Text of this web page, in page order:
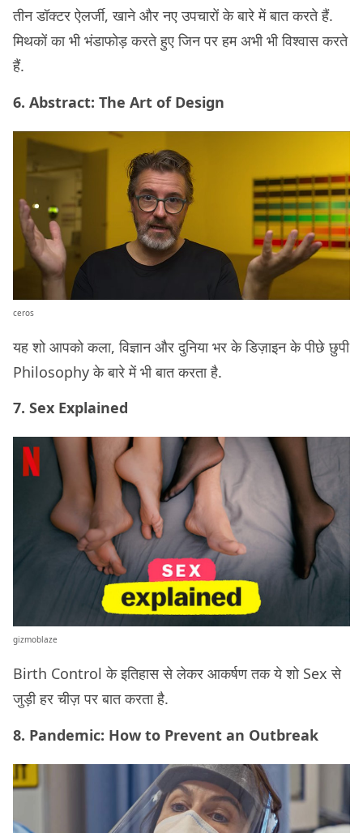
तीन डॉक्टर ऐलर्जी, खाने और नए उपचारों के बारे में बात करते हैं.
मिथकों का भी भंडाफोड़ करते हुए जिन पर हम अभी भी विश्वास करते
हैं.
6. Abstract: The Art of Design
ceros
यह शो आपको कला, विज्ञान और दुनिया भर के डिज़ाइन के पीछे छुपी
Philosophy के बारे में भी बात करता है.
7. Sex Explained
gizmoblaze
Birth Control के इतिहास से लेकर आकर्षण तक ये शो Sex से
जुड़ी हर चीज़ पर बात करता है.
8. Pandemic: How to Prevent an Outbreak